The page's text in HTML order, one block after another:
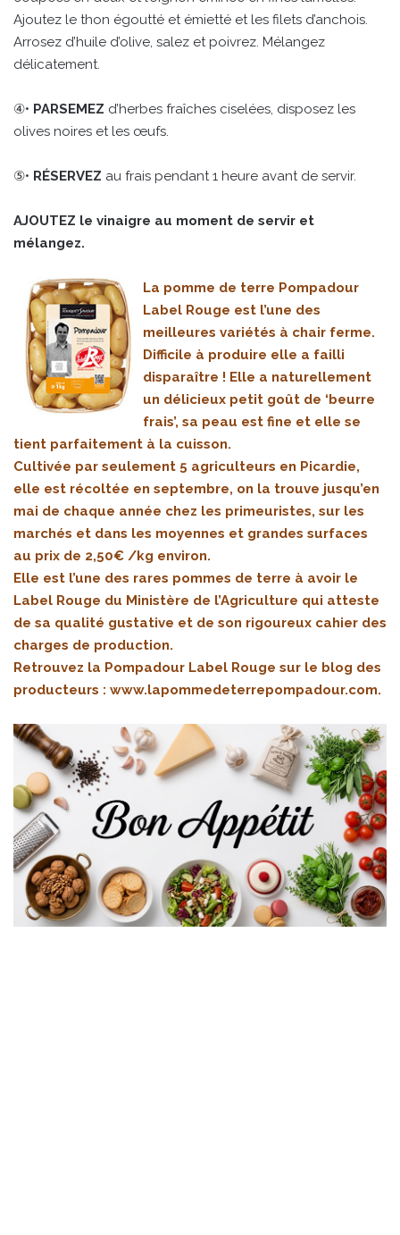
Ajoutez le thon égoutté et émietté et les filets d’anchois.
Arrosez d’huile d’olive, salez et poivrez. Mélangez
délicatement.
④• PARSEMEZ d’herbes fraîches ciselées, disposez les
olives noires et les œufs.
⑤• RÉSERVEZ au frais pendant 1 heure avant de servir.
AJOUTEZ le vinaigre au moment de servir et
mélangez.
La pomme de terre Pompadour
Label Rouge est l’une des
meilleures variétés à chair ferme.
Difficile à produire elle a failli
disparaître ! Elle a naturellement
un délicieux petit goût de ‘beurre
frais’, sa peau est fine et elle se
tient parfaitement à la cuisson.
Cultivée par seulement 5 agriculteurs en Picardie,
elle est récoltée en septembre, on la trouve jusqu’en
mai de chaque année chez les primeuristes, sur les
marchés et dans les moyennes et grandes surfaces
au prix de 2,50€ /kg environ.
Elle est l’une des rares pommes de terre à avoir le
Label Rouge du Ministère de l’Agriculture qui atteste
de sa qualité gustative et de son rigoureux cahier des
charges de production.
Retrouvez la Pompadour Label Rouge sur le blog des
producteurs : www.lapommedeterrepompadour.com.